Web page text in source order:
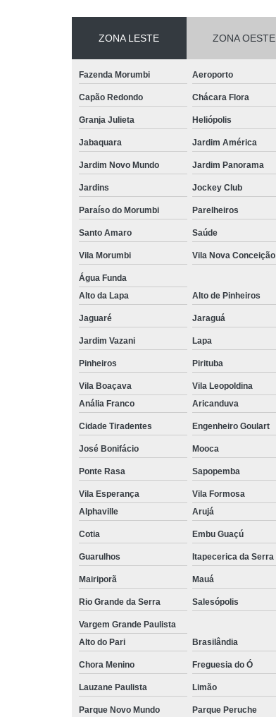
ZONA LESTE ZONA OESTE
Fazenda Morumbi Aeroporto
Capão Redondo Chácara Flora
Granja Julieta Heliópolis
Jabaquara Jardim América
Jardim Novo Mundo Jardim Panorama
Jardins Jockey Club
Paraíso do Morumbi Parelheiros
Santo Amaro Saúde
Vila Morumbi Vila Nova Conceição
Água Funda
Alto da Lapa
Alto de Pinheiros
Jaguaré Jaraguá
Jardim Vazani Lapa
Pinheiros Pirituba
Vila Boaçava Vila Leopoldina
Anália Franco
Aricanduva
Cidade Tiradentes Engenheiro Goulart
José Bonifácio Mooca
Ponte Rasa Sapopemba
Vila Esperança Vila Formosa
Alphaville
Arujá
Cotia Embu Guaçú
Guarulhos Itapecerica da Serra
Mairiporã Mauá
Rio Grande da Serra Salesópolis
Vargem Grande Paulista
Alto do Pari
Brasilândia
Chora Menino Freguesia do Ó
Lauzane Paulista Limão
Parque Novo Mundo Parque Peruche